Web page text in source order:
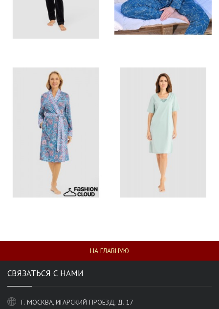
НА ГЛАВНУЮ
СВЯЗАТЬСЯ С НАМИ
Г. МОСКВА, ИГАРСКИЙ ПРОЕЗД, Д. 17